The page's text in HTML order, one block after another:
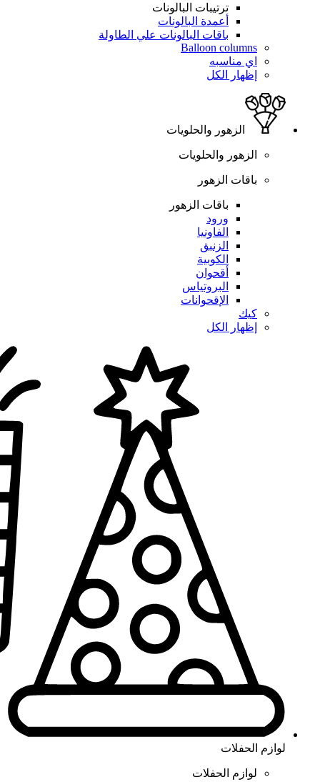
ترتيبات البالونات
أعمدة البالونات
باقات البالونات علي الطاولة
Balloon columns
اي مناسبه
إظهار الكل
الزهور والحلويات
الزهور والحلويات
باقات الزهور
باقات الزهور
ورود
الفاونيا
الزنبق
الكوبية
أقحوان
البروتياس
الإقحوانات
كيك
إظهار الكل
لوازم الحفلات
لوازم الحفلات